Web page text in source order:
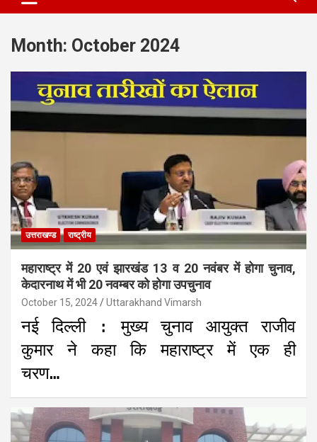
Month: October 2024
उत्तराखण्ड राष्ट्रीय
महाराष्ट्र में 20 एवं झारखंड 13 व 20 नवंबर में होगा चुनाव,
केदारनाथ में भी 20 नवम्बर को होगा उपचुनाव
October 15, 2024 Uttarakhand Vimarsh
नई दिल्ली : मुख्य चुनाव आयुक्त राजीव
कुमार ने कहा कि महाराष्ट्र में एक ही
चरण…